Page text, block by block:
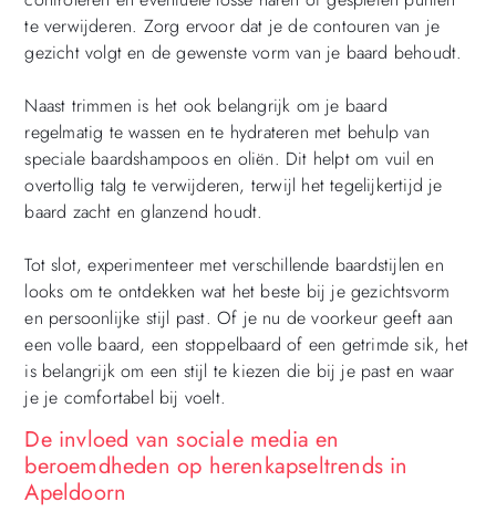
te verwijderen. Zorg ervoor dat je de contouren van je
gezicht volgt en de gewenste vorm van je baard behoudt.
Naast trimmen is het ook belangrijk om je baard
regelmatig te wassen en te hydrateren met behulp van
speciale baardshampoos en oliën. Dit helpt om vuil en
overtollig talg te verwijderen, terwijl het tegelijkertijd je
baard zacht en glanzend houdt.
Tot slot, experimenteer met verschillende baardstijlen en
looks om te ontdekken wat het beste bij je gezichtsvorm
en persoonlijke stijl past. Of je nu de voorkeur geeft aan
een volle baard, een stoppelbaard of een getrimde sik, het
is belangrijk om een stijl te kiezen die bij je past en waar
je je comfortabel bij voelt.
De invloed van sociale media en
beroemdheden op herenkapseltrends in
Apeldoorn